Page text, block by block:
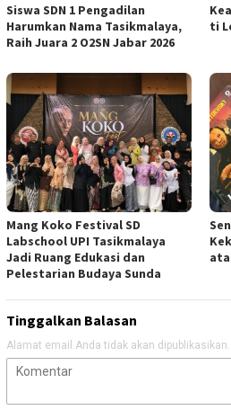
Siswa SDN 1 Pengadilan
Harumkan Nama Tasikmalaya,
Raih Juara 2 O2SN Jabar 2026
ti
Mang Koko Festival SD
Labschool UPI Tasikmalaya
Jadi Ruang Edukasi dan
Pelestarian Budaya Sunda
Tinggalkan Balasan
Alamat email Anda tidak akan dipublikasikan.